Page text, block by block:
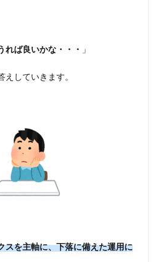
れば良いかな・・・ 」
していきます。
スを主軸に、下落に備えた運用に